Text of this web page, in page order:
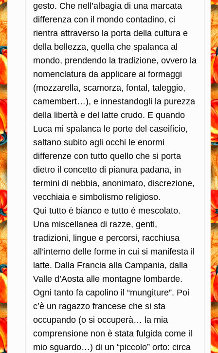
gesto. Che nell’albagia di una marcata
differenza con il mondo contadino, ci
rientra attraverso la porta della cultura e
della bellezza, quella che spalanca al
mondo, prendendo la tradizione, ovvero la
nomenclatura da applicare ai formaggi
(mozzarella, scamorza, fontal, taleggio,
camembert…), e innestandogli la purezza
della libertà e del latte crudo. E quando
Luca mi spalanca le porte del caseificio,
saltano subito agli occhi le enormi
differenze con tutto quello che si porta
dietro il concetto di pianura padana, in
termini di nebbia, anonimato, discrezione,
vecchiaia e simbolismo religioso.
Qui tutto è bianco e tutto è mescolato.
Una miscellanea di razze, genti,
tradizioni, lingue e percorsi, racchiusa
all’interno delle forme in cui si manifesta il
latte. Dalla Francia alla Campania, dalla
Valle d’Aosta alle montagne lombarde.
Ogni tanto fa capolino il “mungiture”. Poi
c’è un ragazzo francese che si sta
occupando (o si occuperà… la mia
comprensione non è stata fulgida come il
mio sguardo…) di un “piccolo” orto: circa